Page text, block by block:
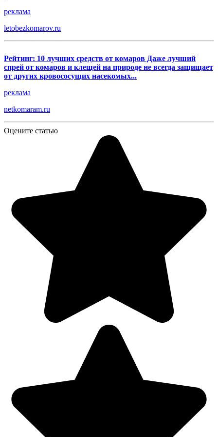
реклама
letobezkomarov.ru
Рейтинг: 10 лучших средств от комаров Даже лучший
спрей от комаров и клещей на природе не всегда защищает
от других кровососущих насекомых...
реклама
netkomaram.ru
Оцените статью